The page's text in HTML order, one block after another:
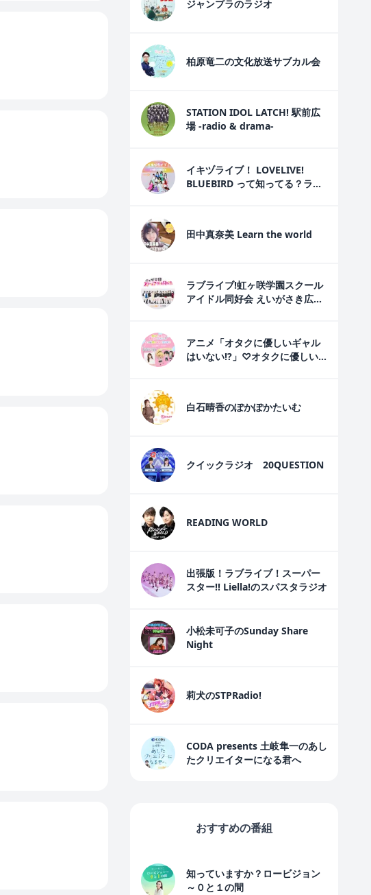
ジャンプラのラジオ
柏原竜二の文化放送サブカル会
STATION IDOL LATCH! 駅前広
場 -radio & drama-
イキヅライブ！ LOVELIVE!
BLUEBIRD って知ってる？ラジ
田中真奈美 Learn the world
ラブライブ!虹ヶ咲学園スクール
アイドル同好会 えいがさき広報
アニメ「オタクに優しいギャル
はいない!?」♡オタクに優しい
白石晴香のぽかぽかたいむ
クイックラジオ 20QUESTION
READING WORLD
出張版！ラブライブ！スーパー
スター!! Liella!のスパスタラジオ
小松未可子のSunday Share
Night
莉犬のSTPRadio!
CODA presents 土岐隼一のあし
たクリエイターになる君へ
おすすめの番組
知っていますか？ロービジョン
～０と１の間